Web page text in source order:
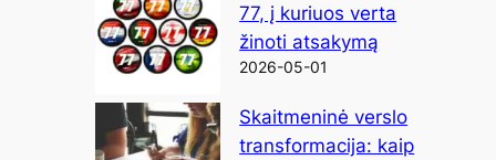
77, į kuriuos verta
žinoti atsakymą
2026-05-01
Skaitmeninė verslo
transformacija: kaip